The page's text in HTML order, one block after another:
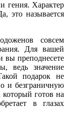
гения. Характер
это называется
совсем
Для вашей
вы преподнесете
ведь значение
подарок не
и безграничную
который готов на
в глазах